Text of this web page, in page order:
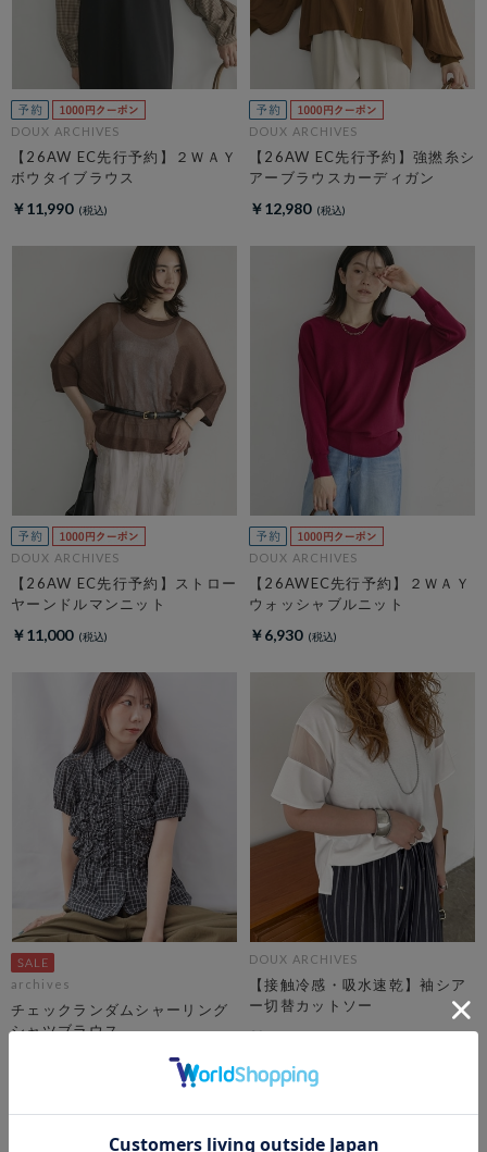
DOUX ARCHIVES
【26AW EC先行予約】２ＷＡＹ
ボウタイブラウス
￥11,990
DOUX ARCHIVES
【26AW EC先行予約】強撚糸シ
アーブラウスカーディガン
￥12,980
DOUX ARCHIVES
【26AW EC先行予約】ストロー
ヤーンドルマンニット
￥11,000
DOUX ARCHIVES
【26AWEC先行予約】２ＷＡＹ
ウォッシャブルニット
￥6,930
archives
チェックランダムシャーリング
シャツブラウス
期間限定タイムセール10%OFF! 8/10
￥5,445 10％OFF
DOUX ARCHIVES
【接触冷感・吸水速乾】袖シア
ー切替カットソー
￥6,930